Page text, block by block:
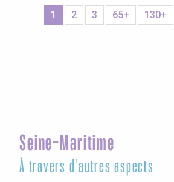
1 2 3 65+ 130+
Seine-Maritime
À travers d'autres aspects